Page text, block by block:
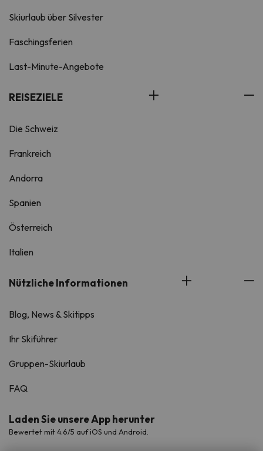
Skiurlaub über Silvester
Faschingsferien
Last-Minute-Angebote
REISEZIELE
Die Schweiz
Frankreich
Andorra
Spanien
Österreich
Italien
Nützliche Informationen
Blog, News & Skitipps
Ihr Skiführer
Gruppen-Skiurlaub
FAQ
Laden Sie unsere App herunter
Bewertet mit 4.6/5 auf iOS und Android.